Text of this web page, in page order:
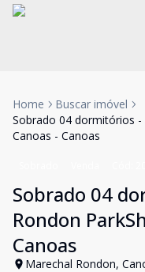
Home
Buscar imóvel
Sobrado 04 dormitórios -
Canoas - Canoas
Sobrado 04
Rondon
Canoas
Marechal Rondon,